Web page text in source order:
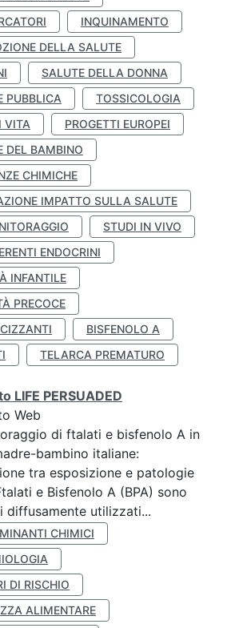
INQUINAMENTO
DELLA SALUTE
SALUTE DELLA DONNA
PUBBLICA
TOSSICOLOGIA
VITA
PROGETTI EUROPEI
DEL BAMBINO
CHIMICHE
IMPATTO SULLA SALUTE
STUDI IN VIVO
ENDOCRINI
INFANTILE
PRECOCE
BISFENOLO A
TELARCA PREMATURO
LIFE PERSUADED
Web
di ftalati e bisfenolo A in
bambino italiane:
tra esposizione e patologie
e Bisfenolo A (BPA) sono
diffusamente utilizzati...
CHIMICI
DI RISCHIO
ALIMENTARE